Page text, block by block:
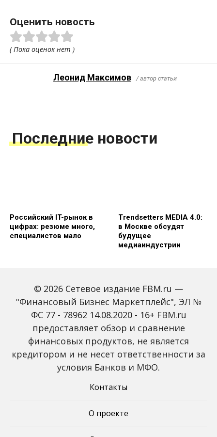
Оценить новость
( Пока оценок нет )
Леонид Максимов / автор статьи
Последние новости
Российский IT-рынок в
цифрах: резюме много,
специалистов мало
Trendsetters MEDIA 4.0:
в Москве обсудят
будущее
медиаиндустрии
В России снизился
размер
потребительских
удар: как готовящийся
18-й пакет ЕС изменит
экономику России
© 2026 Сетевое издание FBM.ru —
"Финансовый Бизнес Маркетплейс", ЭЛ №
ФС 77 - 78962 14.08.2020 - 16+ FBM.ru
предоставляет обзор и сравнение
финансовых продуктов, не является
кредитором и не несет ответственности за
условия Банков и МФО.
Контакты
О проекте